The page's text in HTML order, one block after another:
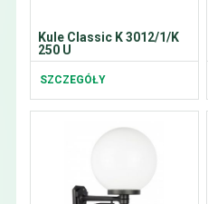
Kule Classic K 3012/1/K
250 U
SZCZEGÓŁY